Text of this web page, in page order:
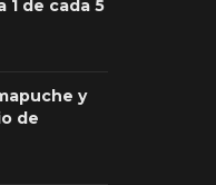
1 de cada 5
y
de